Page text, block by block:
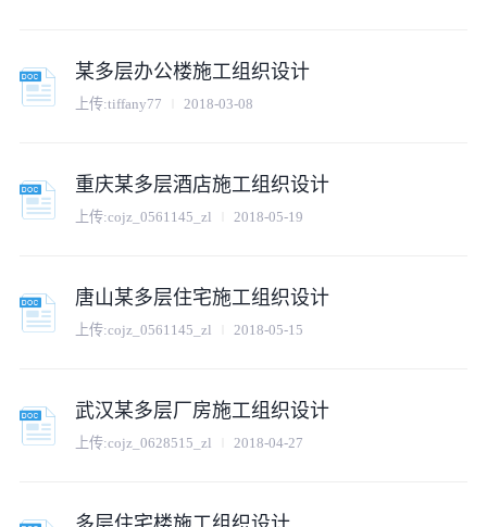
某多层办公楼施工组织设计
上传:tiffany77 2018-03-08
重庆某多层酒店施工组织设计
上传:cojz_0561145_zl 2018-05-19
唐山某多层住宅施工组织设计
上传:cojz_0561145_zl 2018-05-15
武汉某多层厂房施工组织设计
上传:cojz_0628515_zl 2018-04-27